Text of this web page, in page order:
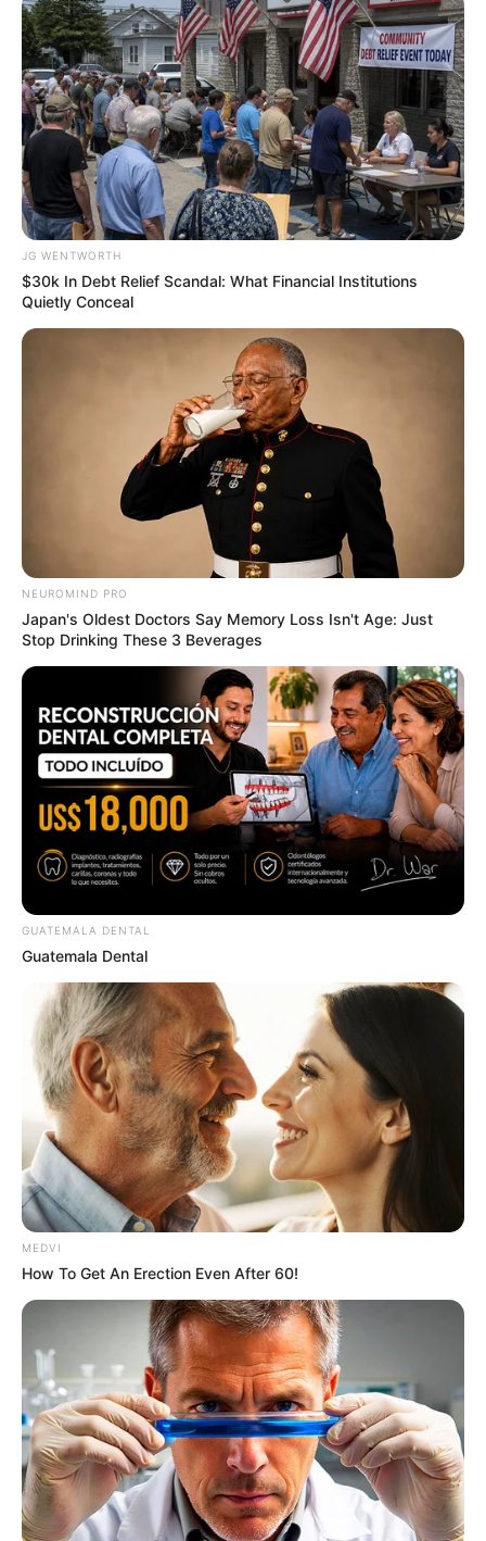
เรื่องที่ต้องระวัง: การงานมีเหตุให้ต้องเลือกต้อง
ตัดสินใจ ไม่ควรด่วนสรุป
เคล็ดลับเสริมดวง :เวลาไปทำบุญ ทำอาหารด้วยตัว
เอง อาจจะตักบาตร ถวายเพล เพื่อเพิ่มเสน่ห์ให้กับ
ตัวเอง
ชาวราศีเมษ
เรื่องที่ต้องระวัง : อย่าช่วยเหลือผู้อื่นจนลืมงานของ
เคล็ดลับเสริมดวง: ไหว้พระและถวายดอกไม้ธูป
เทียน เพื่อให้สิ่งศักดิ์สิทธิ์คุ้มครอง และให้ผลบุญหนุน
นำชีวิตรุ่งเรือง เจริญก้าวหน้า
ชาวราศีพฤษภ
เรื่องที่ต้องระวัง : เรื่องเงินๆทองๆ ใช้จ่ายประหยัดๆ
หน่อย เดี๋ยวจะไม่มีเหลือเก็บ
เคล็ดลับเสริมดวงปล่อยชีวิตสัตว์ต่างๆ ช่วยเสริม
ดวงด้านสุขภาพให้มีความแข็งแรงสุขภาพดี
ชาวราศีเมถุน
เรื่องที่ต้องระวัง:สับสน มีความขัดแย้งกับตัวเอง
เคล็ดลับเสริมดวง
ศพไร้ญาติ ช่วยเสริมให้มีคนซัพพอร์ต สนับสนุนเรา
ชาวราศีกรกฏ
เรื่องที่ต้องระวัง: การเงินมีรายจ่ายมาก จะใช้จ่าย
อะไรให้รัดเข็มขัดไว้บ้างครับ
เคล็ดลับเสริมดวง :ทำบุญตักบาตร ทำให้มีโชคลาภ
ดีขึ้นสิ่งที่คิดมุ่งหวังไว้ก็จะได้ดังปรารถนา
ชาวราศีสิงห์
เรื่องที่ต้องระวัง :ให้ระวังการทำของหาย ของมีค่าจะ
สูญหายได้
เคล็ดลับเสริมดวง:ทำบุญด้วยหลอดไฟ บริจาคค่าไฟ
ให้วัด จะได้มีแสงสว่างเข้ามาในชีวิต
ชาวราศีกันย์
JG WENTWORTH
$30k In Debt Relief Scandal: What Financial Institutions
Quietly Conceal
NEUROMIND PRO
Japan's Oldest Doctors Say Memory Loss Isn't Age: Just
Stop Drinking These 3 Beverages
GUATEMALA DENTAL
Guatemala Dental
MEDVI
How To Get An Erection Even After 60!